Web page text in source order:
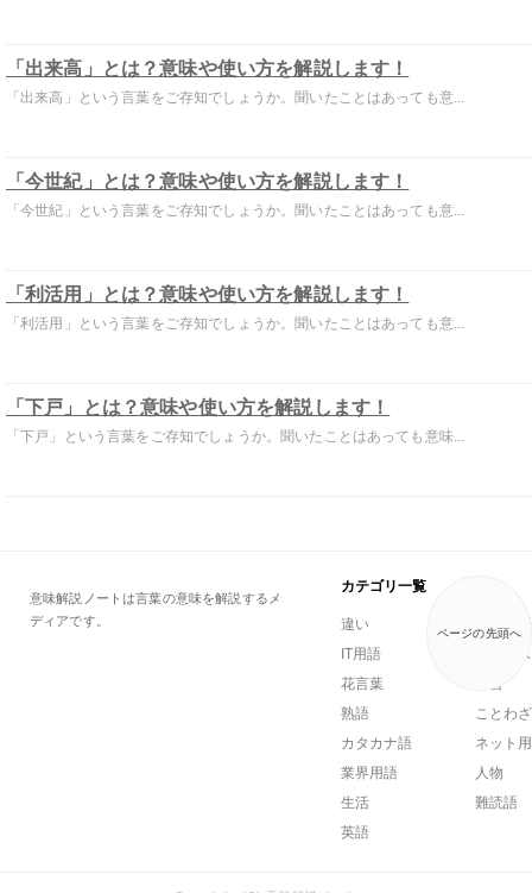
「出来高」とは？意味や使い方を解説します！
「出来高」という言葉をご存知でしょうか。聞いたことはあっても意...
「今世紀」とは？意味や使い方を解説します！
「今世紀」という言葉をご存知でしょうか。聞いたことはあっても意...
「利活用」とは？意味や使い方を解説します！
「利活用」という言葉をご存知でしょうか。聞いたことはあっても意...
「下戸」とは？意味や使い方を解説します！
「下戸」という言葉をご存知でしょうか。聞いたことはあっても意味...
ページの先頭へ
意味解説ノートは言葉の意味を解説するメ
ディアです。
カテゴリ一覧
違い
一般用語
IT用語
ビジネ
花言葉
方言
熟語
ことわ
カタカナ語
ネット
業界用語
人物
生活
難読語
英語